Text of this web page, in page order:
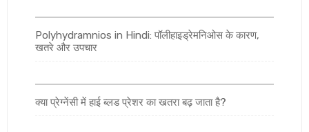
Polyhydramnios in Hindi: पॉलीहाइड्रेमनिओस के कारण,
खतरे और उपचार
क्या प्रेग्नेंसी में हाई ब्लड प्रेशर का खतरा बढ़ जाता है?